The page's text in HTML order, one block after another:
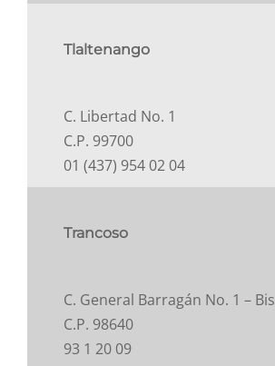
Tlaltenango
C. Libertad No. 1
C.P. 99700
01 (437) 954 02 04
Trancoso
C. General Barragán No. 1 – Bis
C.P. 98640
93 1 20 09